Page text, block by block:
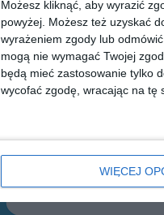
Możesz kliknąć, aby wyrazić
powyżej. Możesz też uzyskać
wyrażeniem zgody lub odmówić
mogą nie wymagać Twojej
będą mieć zastosowanie tylko
wycofać zgodę, wracając na tę
WIĘCEJ
źródło: